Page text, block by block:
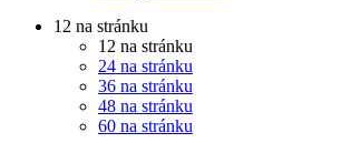
12 na stránku
12 na stránku
24 na stránku
36 na stránku
48 na stránku
60 na stránku